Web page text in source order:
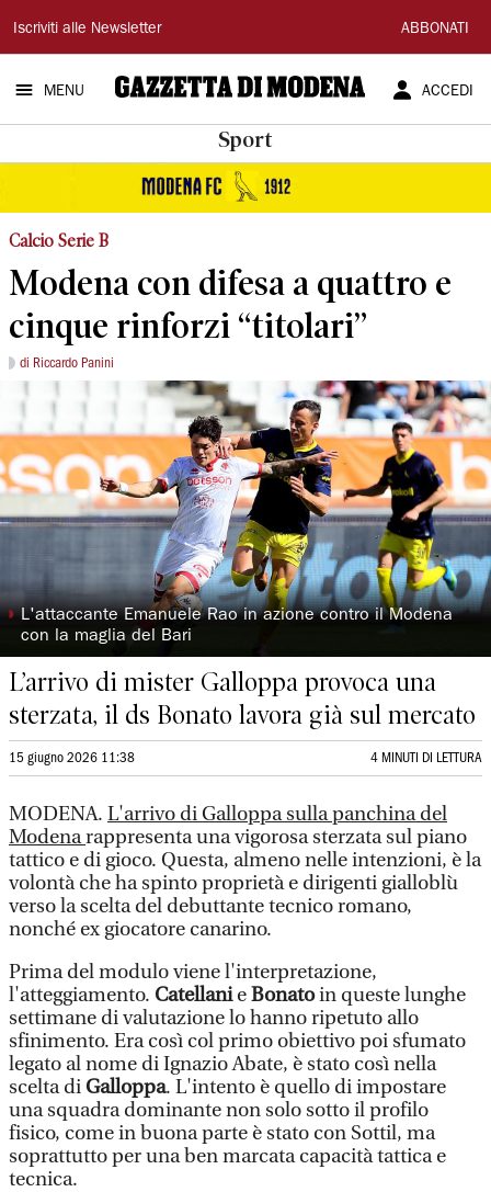
Gazzetta
di
Modena
Iscriviti alle Newsletter ABBONATI
MENU ACCEDI
Sport
Calcio Serie B
Modena con difesa a quattro e
cinque rinforzi “titolari”
di Riccardo Panini
◗L'attaccante Emanuele Rao in azione contro il Modena
con la maglia del Bari
L’arrivo di mister Galloppa provoca una
sterzata, il ds Bonato lavora già sul mercato
15 giugno 2026 11:38 4 MINUTI DI LETTURA
MODENA. L'arrivo di Galloppa sulla panchina del
Modenarappresenta una vigorosa sterzata sul piano
tattico e di gioco. Questa, almeno nelle intenzioni, è la
volontà che ha spinto proprietà e dirigenti gialloblù
verso la scelta del debuttante tecnico romano,
nonché ex giocatore canarino.
Prima del modulo viene l'interpretazione,
l'atteggiamento. CatellanieBonatoin queste lunghe
settimane di valutazione lo hanno ripetuto allo
sfinimento. Era così col primo obiettivo poi sfumato
legato al nome di Ignazio Abate, è stato così nella
scelta diGalloppa. L'intento è quello di impostare
una squadra dominante non solo sotto il profilo
fisico, come in buona parte è stato con Sottil, ma
soprattutto per una ben marcata capacità tattica e
tecnica.